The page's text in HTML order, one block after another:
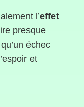
l’effet
presque
échec
et